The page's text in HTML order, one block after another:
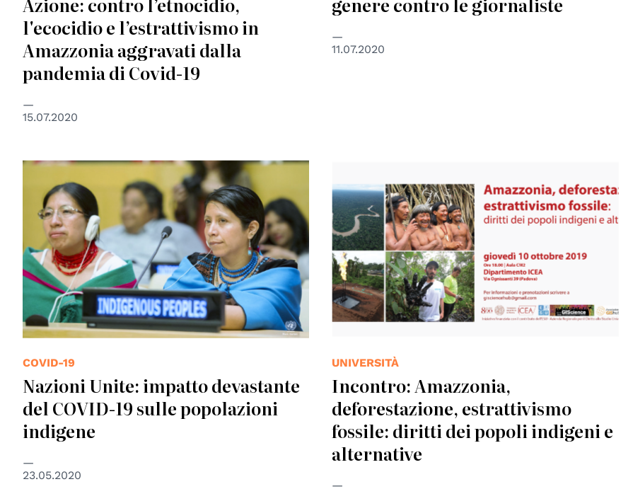
l'ecocidio e l’estrattivismo in
Amazzonia aggravati dalla
pandemia di Covid-19
15.07.2020
11.07.2020
© UN Photo
COVID-19
Nazioni Unite: impatto devastante
del COVID-19 sulle popolazioni
indigene
23.05.2020
UNIVERSITÀ
Incontro: Amazzonia,
deforestazione, estrattivismo
fossile: diritti dei popoli indigeni e
alternative